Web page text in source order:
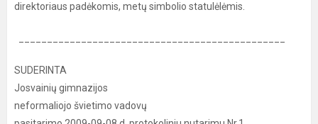
direktoriaus padėkomis, metų simbolio statulėlėmis.
SUDERINTA
Josvainių gimnazijos
neformaliojo švietimo vadovų